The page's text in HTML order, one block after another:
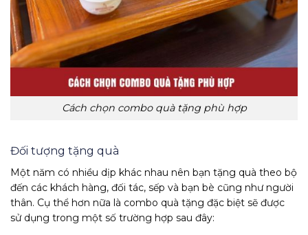
Cách chọn combo quà tặng phù hợp
Đối tượng tặng quà
Một năm có nhiều dịp khác nhau nên bạn tặng quà theo bộ
đến các khách hàng, đối tác, sếp và bạn bè cũng như người
thân. Cụ thể hơn nữa là combo quà tặng đặc biệt sẽ được
sử dụng trong một số trường hợp sau đây: